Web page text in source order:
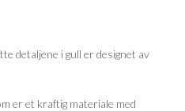
detaljene i gull er designet av
er et kraftig materiale med